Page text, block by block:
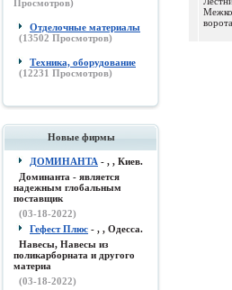
Просмотров)
Отделочные материалы
(13502 Просмотров)
Техника, оборудование
(12231 Просмотров)
Новые фирмы
ДОМИНАНТА - , , Киев.
Доминанта - является
надежным глобальным
поставщик
(03-18-2022)
Гефест Плюс - , , Одесса.
Навесы, Навесы из
поликарборната и другого
материа
(03-18-2022)